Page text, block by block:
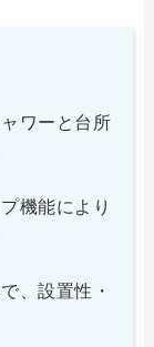
ワーと台所
機能により
、設置性・